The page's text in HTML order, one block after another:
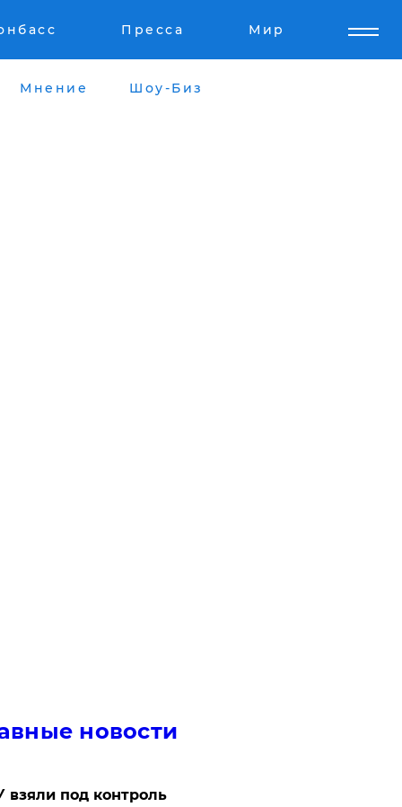
Пресса Мир
Мнение Шоу-Биз
новости
взяли под контроль